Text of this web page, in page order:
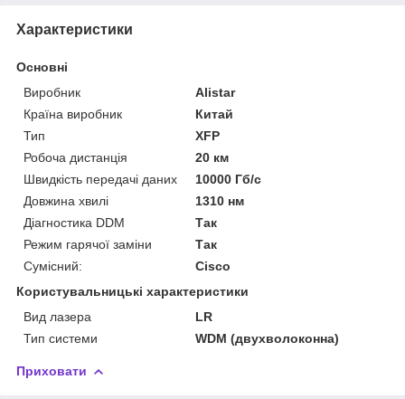
Характеристики
Основні
Виробник
Alistar
Країна виробник
Китай
Тип
XFP
Робоча дистанція
20 км
Швидкість передачі даних
10000 Гб/с
Довжина хвилі
1310 нм
Діагностика DDM
Так
Режим гарячої заміни
Так
Сумісний:
Cisco
Користувальницькі характеристики
Вид лазера
LR
Тип системи
WDM (двухволоконна)
Приховати